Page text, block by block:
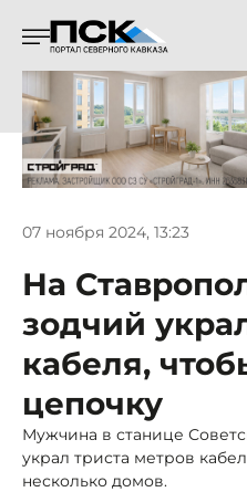
07 ноября 2024, 13:23
На
зодчий
кабеля,
цепочку
Мужчина в станице
украл триста метров
несколько домов.